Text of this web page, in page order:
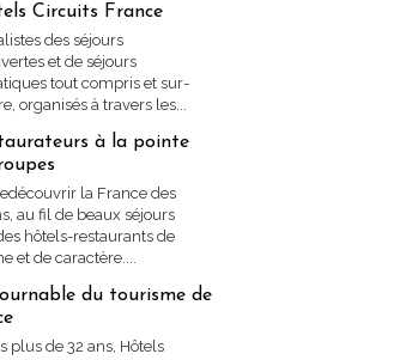
Circuits France
des séjours
et de séjours
tout compris et sur-
organisés à travers les...
à la pointe
la France des
au fil de beaux séjours
hôtels-restaurants de
et de caractère....
du tourisme de
plus de 32 ans, Hôtels